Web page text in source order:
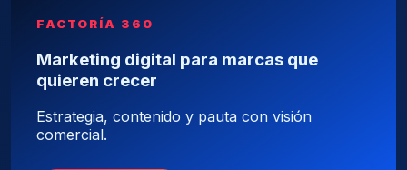
FACTORÍA 360
Marketing digital para marcas que
quieren crecer
Estrategia, contenido y pauta con visión
comercial.